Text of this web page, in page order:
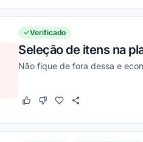
Verificado
Seleção de itens na
Não fique de fora dessa e
Este cupom funcionou
Este cupom não funcionou